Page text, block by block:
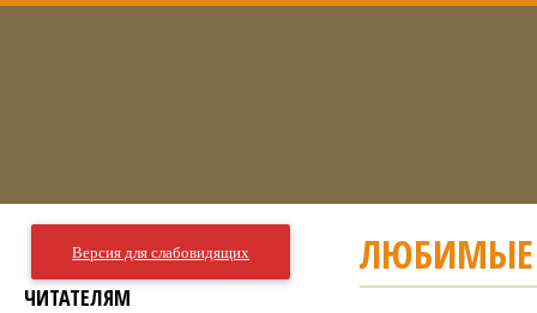
ЛЮБИМЫЕ
Версия для слабовидящих
ЧИТАТЕЛЯМ